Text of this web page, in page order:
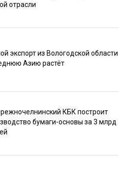
отрасли
экспорт из Вологодской области
Азию растёт
КБК построит
бумаги-основы за 3 млрд